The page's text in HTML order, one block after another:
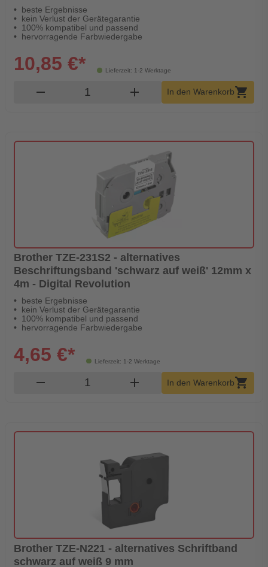
beste Ergebnisse
kein Verlust der Gerätegarantie
100% kompatibel und passend
hervorragende Farbwiedergabe
Lieferzeit: 1-2 Werktage
10,85 €*
remove Produkt Warenkorb Menge
add In den Warenkorbshopping_cart
Brother TZE-231S2 - alternatives
Beschriftungsband 'schwarz auf weiß' 12mm x
4m - Digital Revolution
beste Ergebnisse
kein Verlust der Gerätegarantie
100% kompatibel und passend
hervorragende Farbwiedergabe
Lieferzeit: 1-2 Werktage
4,65 €*
remove Produkt Warenkorb Menge
add In den Warenkorb shopping_cart
Brother TZE-N221 - alternatives Schriftband
schwarz auf weiß 9 mm